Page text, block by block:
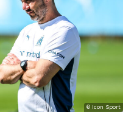
© Icon Sport